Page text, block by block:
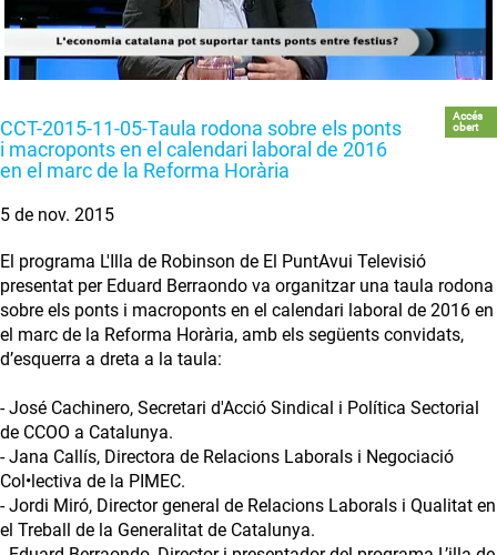
CCT-2015-11-05-Taula rodona sobre els ponts
i macroponts en el calendari laboral de 2016
en el marc de la Reforma Horària
Accés
obert
5 de nov. 2015
El programa L'Illa de Robinson de El PuntAvui Televisió
presentat per Eduard Berraondo va organitzar una taula rodona
sobre els ponts i macroponts en el calendari laboral de 2016 en
el marc de la Reforma Horària, amb els següents convidats,
d’esquerra a dreta a la taula:
- José Cachinero, Secretari d'Acció Sindical i Política Sectorial
de CCOO a Catalunya.
- Jana Callís, Directora de Relacions Laborals i Negociació
Col•lectiva de la PIMEC.
- Jordi Miró, Director general de Relacions Laborals i Qualitat en
el Treball de la Generalitat de Catalunya.